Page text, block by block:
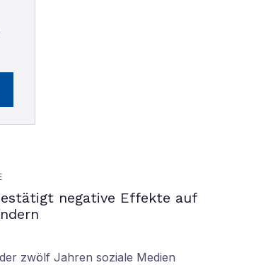
negative Effekte auf
zwölf Jahren soziale Medien